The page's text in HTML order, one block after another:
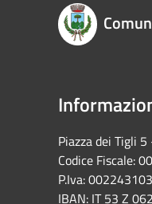
Piazza dei Tigli
Codice Fiscale:
P.Iva:
IBAN: IT 53 Z